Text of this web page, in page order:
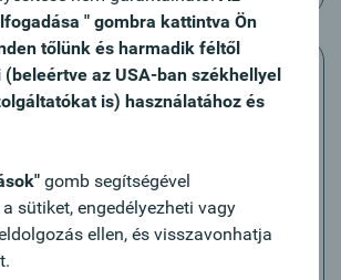
készíthet új rendszeres
meglévő átutalásait
" gombra kattintva Ön
tőlünk és harmadik féltől
az USA-ban székhellyel
is) használatához és
gomb segítségével
sütiket, engedélyezheti vagy
ellen, és visszavonhatja